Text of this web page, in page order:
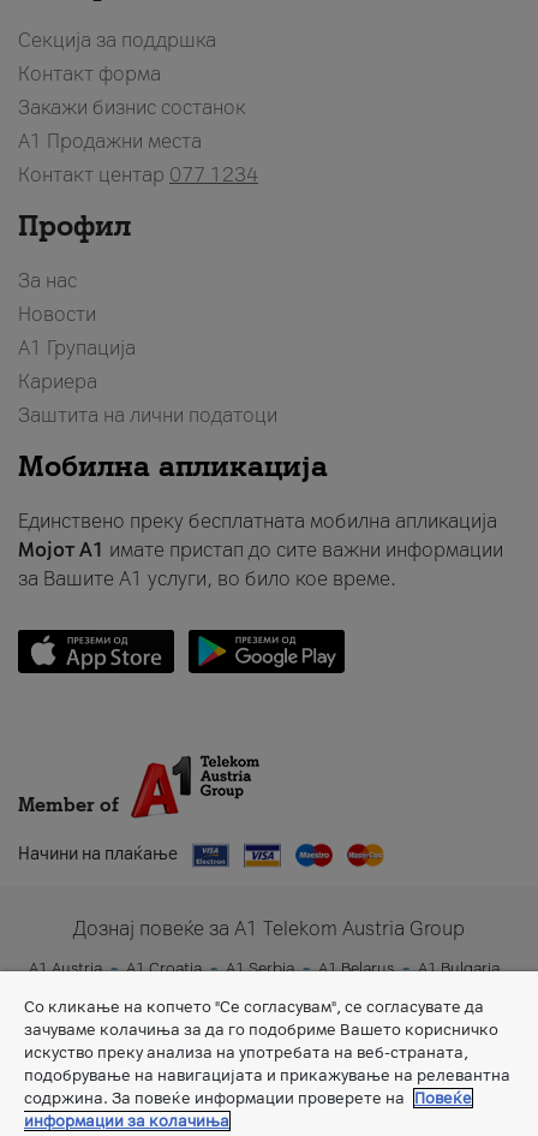
Секција за поддршка
Контакт форма
Закажи бизнис состанок
A1 Продажни места
Контакт центар 077 1234
Профил
За нас
Новости
А1 Групација
Кариера
Заштита на лични податоци
Мобилна апликација
Единствено преку бесплатната мобилна апликација
Мојот A1 имате пристап до сите важни информации
за Вашите A1 услуги, во било кое време.
Member of
Начини на плаќање
Дознај повеќе за A1 Telekom Austria Group
A1 Austria A1 Croatia A1 Serbia A1 Belarus
A1 Bulgaria
A1 Slovenia
A1 Digital
Со кликање на копчето "Се согласувам", се согласувате да
зачуваме колачиња за да го подобриме Вашето корисничко
искуство преку анализа на употребата на веб-страната,
подобрување на навигацијата и прикажување на релевантна
содржина. За повеќе информации проверете на
Повеќе
информации за колачиња